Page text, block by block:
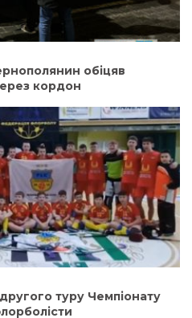
обіцяв
кордон
туру Чемпіонату